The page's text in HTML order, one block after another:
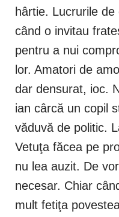
hârtie. Lucrurile
când o invitau
pentru a nui
lor. Amatori de
dar densurat, ioc.
ian cârcă un copil
văduvă de politic.
Vetuţa făcea pe
nu lea auzit. De
necesar. Chiar
mult fetiţa